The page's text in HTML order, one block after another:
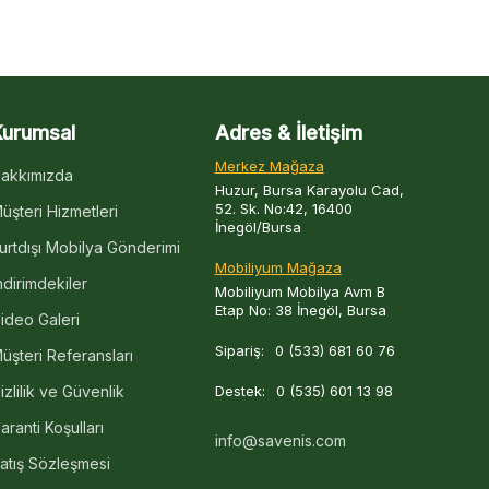
Hizmetleri
Mobilya Gönderimi
Galeri
Referansları
ve Güvenlik
Koşulları
Sözleşmesi
Adres & İletişim
Merkez Mağaza
Huzur, Bursa Karayolu Cad,
52. Sk. No:42, 16400
İnegöl/Bursa
Mobiliyum Mağaza
Mobiliyum Mobilya Avm B
Etap No: 38 İnegöl, Bursa
Sipariş: 0 (533) 681 60 76
Destek: 0 (535) 601 13 98
info@savenis.com